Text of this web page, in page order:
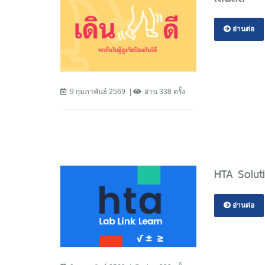
9 กุมภาพันธ์ 2569 อ่าน 338 ครั้ง
อ่านต่อ
HTA
อ่านต่อ